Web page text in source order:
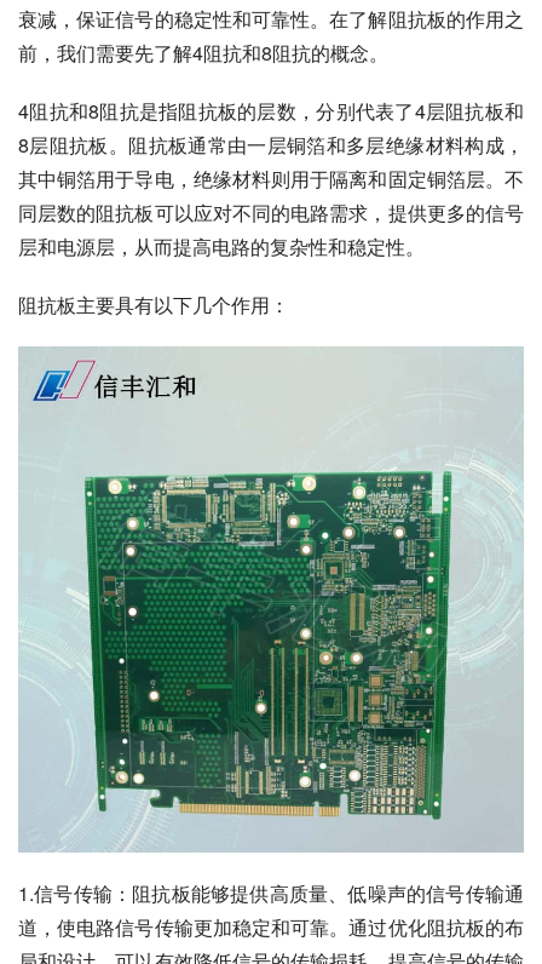
衰减，保证信号的稳定性和可靠性。在了解阻抗板的作用之
前，我们需要先了解4阻抗和8阻抗的概念。
4阻抗和8阻抗是指阻抗板的层数，分别代表了4层阻抗板和
8层阻抗板。阻抗板通常由一层铜箔和多层绝缘材料构成，
其中铜箔用于导电，绝缘材料则用于隔离和固定铜箔层。不
同层数的阻抗板可以应对不同的电路需求，提供更多的信号
层和电源层，从而提高电路的复杂性和稳定性。
阻抗板主要具有以下几个作用：
1.信号传输：阻抗板能够提供高质量、低噪声的信号传输通
道，使电路信号传输更加稳定和可靠。通过优化阻抗板的布